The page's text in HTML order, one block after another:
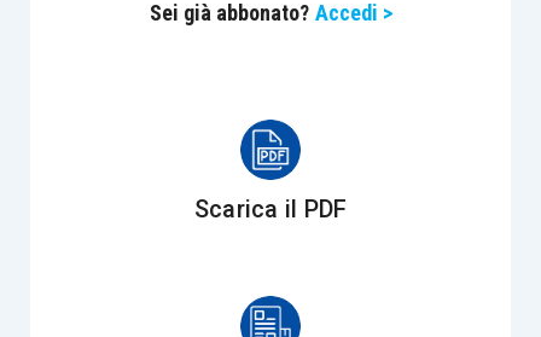
Sei già abbonato? Accedi >
Scarica il PDF